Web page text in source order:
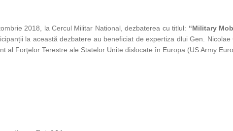
2018, la Cercul Militar National, dezbaterea cu titlul: “Military
la această dezbatere au beneficiat de expertiza dlui Gen.
al Forţelor Terestre ale Statelor Unite dislocate în Europa (US Army